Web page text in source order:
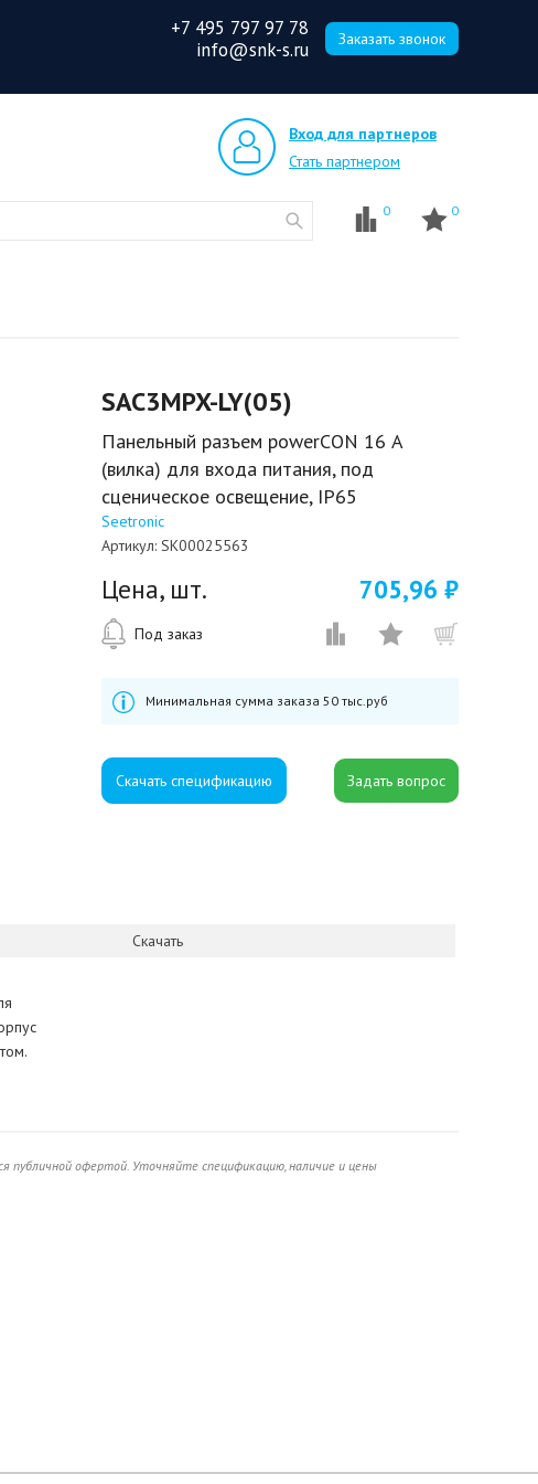
+7 495 797 97 78
info@snk-s.ru
Заказать звонок
Вход для партнеров
Стать партнером
0 0
SAC3MPX-LY(05)
Панельный разъем powerCON 16 А
(вилка) для входа питания, под
сценическое освещение, IP65
Seetronic
Артикул: SK00025563
Цена, шт. 705,96 ₽
Под заказ
Минимальная сумма заказа 50 тыс.руб
Скачать спецификацию
Скачать
публичной офертой. Уточняйте спецификацию, наличие и цены